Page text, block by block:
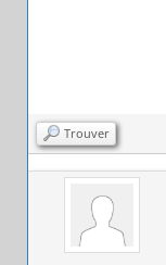
Trouver